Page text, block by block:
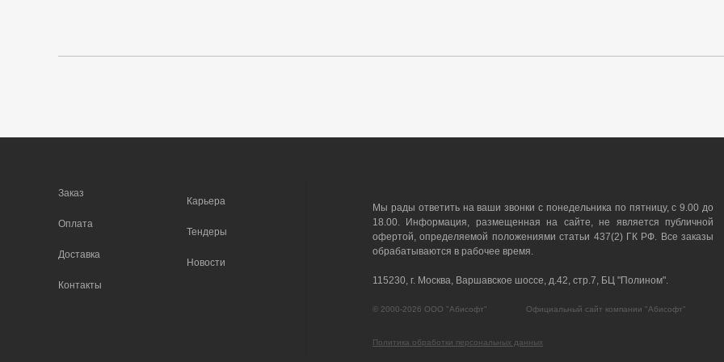
Заказ
Оплата
Доставка
Контакты
Карьера
Тендеры
Новости
Мы рады ответить на ваши звонки с понедельника по пятницу, с 9.00 до
18.00. Информация, размещенная на сайте, не является публичной
офертой, определяемой положениями статьи 437(2) ГК РФ. Все заказы
обрабатываются в рабочее время.
115230, г. Москва, Варшавское шоссе, д.42, стр.7, БЦ "Полином".
© 2000-2026 ООО "Абисофт" Официальный сайт компании "Абисофт"
Политика обработки персональных данных